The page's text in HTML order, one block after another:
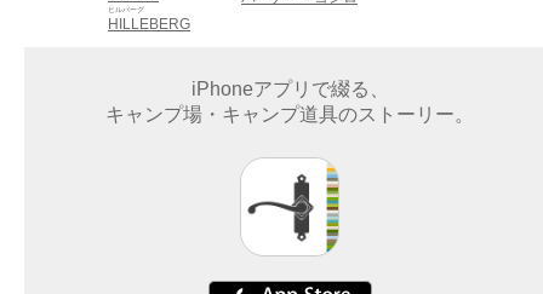
HILLEBERG
ヒルバーグ
iPhoneアプリで綴る、
キャンプ場・キャンプ道具のストーリー。